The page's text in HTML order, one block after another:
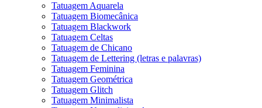
Tatuagem Aquarela
Tatuagem Biomecânica
Tatuagem Blackwork
Tatuagem Celtas
Tatuagem de Chicano
Tatuagem de Lettering (letras e palavras)
Tatuagem Feminina
Tatuagem Geométrica
Tatuagem Glitch
Tatuagem Minimalista